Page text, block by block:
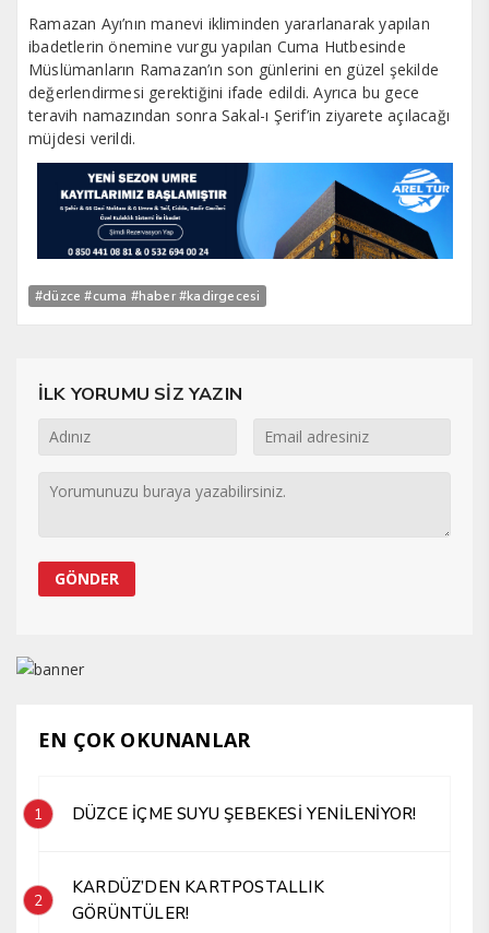
Ramazan Ayı’nın manevi ikliminden yararlanarak yapılan
ibadetlerin önemine vurgu yapılan Cuma Hutbesinde
Müslümanların Ramazan’ın son günlerini en güzel şekilde
değerlendirmesi gerektiğini ifade edildi. Ayrıca bu gece
teravih namazından sonra Sakal-ı Şerif’in ziyarete açılacağı
müjdesi verildi.
#düzce #cuma #haber #kadirgecesi
İLK YORUMU SİZ YAZIN
EN ÇOK OKUNANLAR
1 DÜZCE İÇME SUYU ŞEBEKESİ YENİLENİYOR!
2
KARDÜZ’DEN KARTPOSTALLIK
GÖRÜNTÜLER!